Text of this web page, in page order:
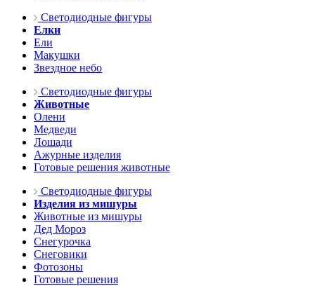
Светодиодные фигуры
Елки
Ели
Макушки
Звездное небо
Светодиодные фигуры
Животные
Олени
Медведи
Лошади
Ажурные изделия
Готовые решения животные
Светодиодные фигуры
Изделия из мишуры
Животные из мишуры
Дед Мороз
Снегурочка
Снеговики
Фотозоны
Готовые решения